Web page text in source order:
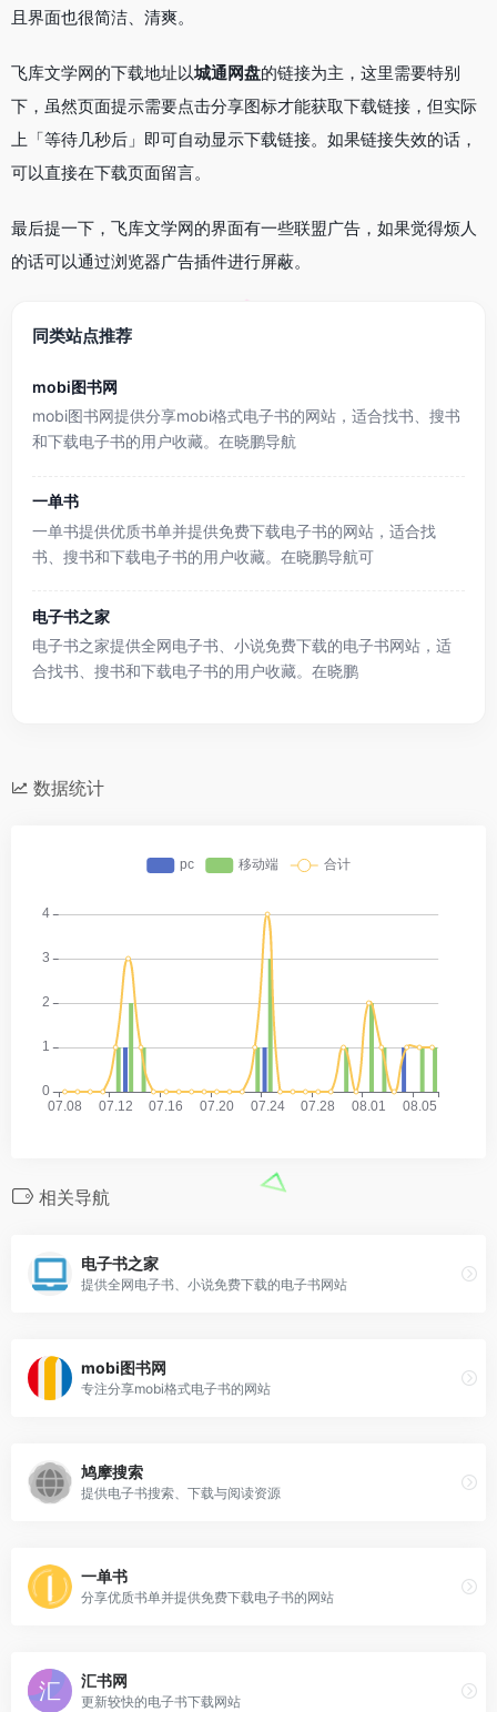
且界面也很简洁、清爽。
飞库文学网的下载地址以城通网盘的链接为主，这里需要特别
下，虽然页面提示需要点击分享图标才能获取下载链接，但实际
上「等待几秒后」即可自动显示下载链接。如果链接失效的话，
可以直接在下载页面留言。
最后提一下，飞库文学网的界面有一些联盟广告，如果觉得烦人
的话可以通过浏览器广告插件进行屏蔽。
同类站点推荐
mobi图书网
mobi图书网提供分享mobi格式电子书的网站，适合找书、搜书
和下载电子书的用户收藏。在晓鹏导航
一单书
一单书提供优质书单并提供免费下载电子书的网站，适合找
书、搜书和下载电子书的用户收藏。在晓鹏导航可
电子书之家
电子书之家提供全网电子书、小说免费下载的电子书网站，适
合找书、搜书和下载电子书的用户收藏。在晓鹏
数据统计
相关导航
电子书之家
提供全网电子书、小说免费下载的电子书网站
mobi图书网
专注分享mobi格式电子书的网站
鸠摩搜索
提供电子书搜索、下载与阅读资源
一单书
分享优质书单并提供免费下载电子书的网站
汇书网
更新较快的电子书下载网站